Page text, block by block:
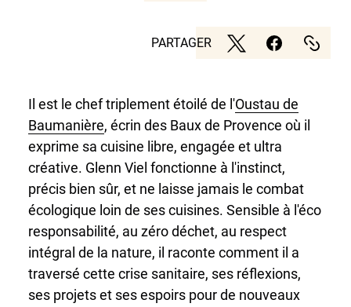
PARTAGER
Il est le chef triplement étoilé de l'Oustau de
Baumanière, écrin des Baux de Provence où il
exprime sa cuisine libre, engagée et ultra
créative. Glenn Viel fonctionne à l'instinct,
précis bien sûr, et ne laisse jamais le combat
écologique loin de ses cuisines. Sensible à l'éco
responsabilité, au zéro déchet, au respect
intégral de la nature, il raconte comment il a
traversé cette crise sanitaire, ses réflexions,
ses projets et ses espoirs pour de nouveaux